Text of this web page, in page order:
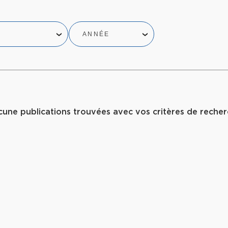
ANNÉE
publications trouvées avec vos critères de